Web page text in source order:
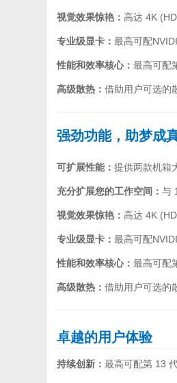
视觉效果惊艳：高达 4K
专业级显卡：最高可配
性能和效率核心：最高可配
高级散热：借助用户可选的
强劲功能，助梦成
可扩展性能：提供两款机箱
充分扩展您的工作空间：与
视觉效果惊艳：高达 4K
专业级显卡：最高可配
性能和效率核心：最高可配
高级散热：借助用户可选的
卓越的用户体验
持续创新：最高可配第 13